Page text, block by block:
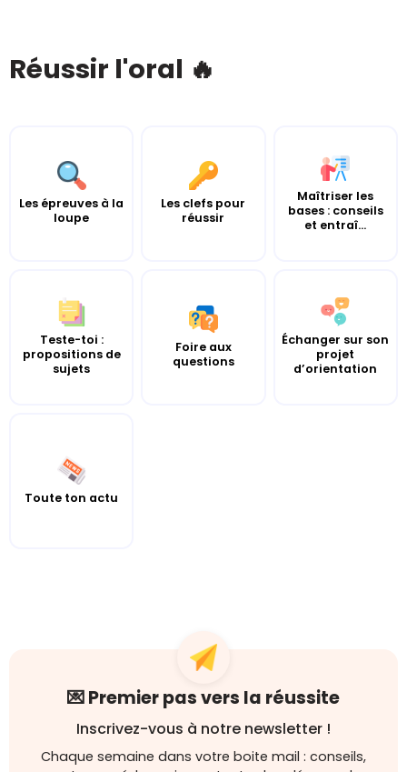
Réussir l'oral 🔥
Les épreuves à la
loupe
Les clefs pour
réussir
Maîtriser les
bases : conseils
et entraî...
Teste-toi :
propositions de
sujets
Foire aux
questions
Échanger sur son
projet
d’orientation
Toute ton actu
💌 Premier pas vers la réussite
Inscrivez-vous à notre newsletter !
Chaque semaine dans votre boite mail : conseils,